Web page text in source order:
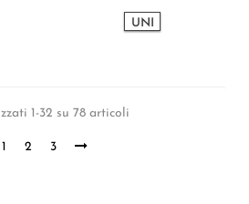
UNI
1-32 su 78 articoli
1 2 3